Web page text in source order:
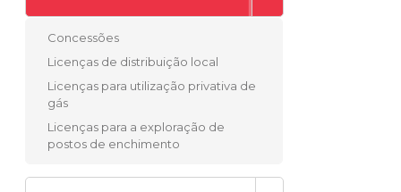
Concessões
Licenças de distribuição local
Licenças para utilização privativa de
gás
Licenças para a exploração de
postos de enchimento